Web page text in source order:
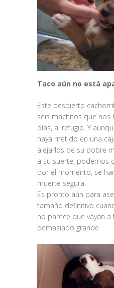
Taco aún no está
Este despierto
seis machitos que nos
días, al refugio. Y
haya metido en una
alejarlos de su pobre
a su suerte, podemos
por el momento, se
muerte segura.
Es pronto aún para
tamaño definitivo
no parece que vayan
demasiado grande.